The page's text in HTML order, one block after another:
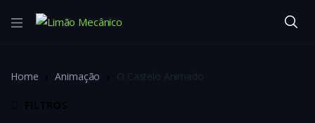
Home Animação O Castelo Animado